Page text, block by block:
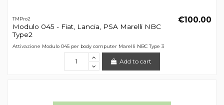
TMPro2
Modulo 045 - Fiat, Lancia, PSA Marelli NBC
Type2
€100.00
Attivazione Modulo 045 per body computer Marelli NBC Type 3
Add to cart